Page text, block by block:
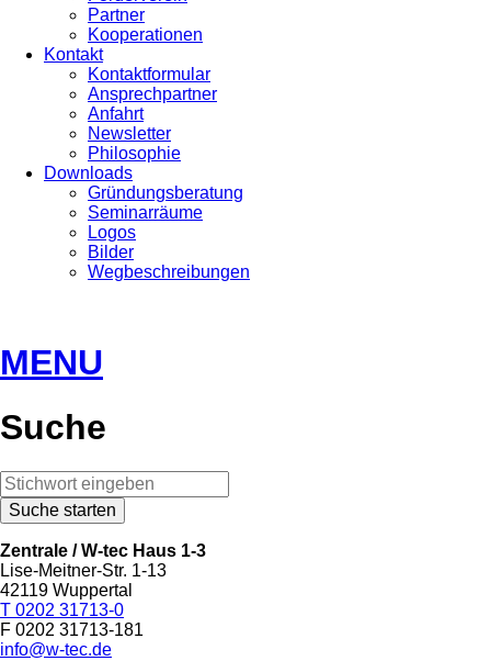
Partner
Kooperationen
Kontakt
Kontaktformular
Ansprechpartner
Anfahrt
Newsletter
Philosophie
Downloads
Gründungsberatung
Seminarräume
Logos
Bilder
Wegbeschreibungen
MENU
Suche
Zentrale / W-tec Haus 1-3
Lise-Meitner-Str. 1-13
42119 Wuppertal
T 0202 31713-0
F 0202 31713-181
info@w-tec.de